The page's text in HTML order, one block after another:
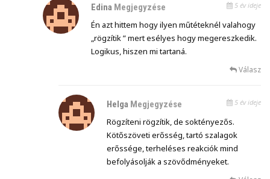
Edina Megjegyzése 5 év ideje
Én azt hittem hogy ilyen műtéteknél valahogy
„rögzítik ” mert esélyes hogy megereszkedik.
Logikus, hiszen mi tartaná.
Válasz
Helga Megjegyzése 5 év ideje
Rögzíteni rögzítik, de soktényezős.
Kötőszöveti erősség, tartó szalagok
erőssége, terheléses reakciók mind
befolyásolják a szövődményeket.